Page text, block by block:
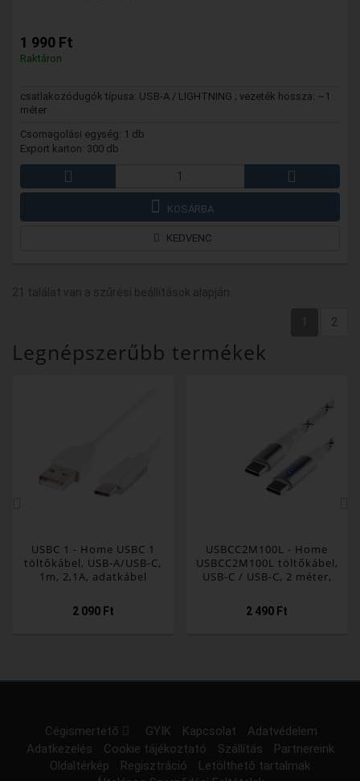
1 990 Ft
Raktáron
csatlakozódugók típusa: USB-A / LIGHTNING ; vezeték hossza: ~1
méter
Csomagolási egység: 1 db
Export karton: 300 db
KOSÁRBA
KEDVENC
21 találat van a szűrési beállítások alapján.
2
Legnépszerűbb termékek
USBC 1 - Home USBC 1
töltőkábel, USB-A/USB-C,
1m, 2,1A, adatkábel
2 090 Ft
USBCC2M100L - Home
USBCC2M100L töltőkábel,
USB-C / USB-C, 2 méter,
töltésjelző LED-sor, szőtt
nylon burkolat
2 490 Ft
Cégismertető GYIK Kapcsolat
Adatvédelem
Adatkezelés
Cookie tájékoztató Szállítás
Partnereink
Oldaltérkép
Regisztráció
Letölthető tartalmak